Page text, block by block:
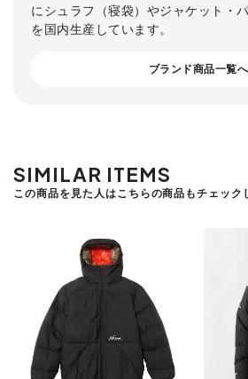
にシュラフ（寝袋）やジャケット・
を国内生産しています。
ブランド商品一覧へ
SIMILAR ITEMS
この商品を見た人はこちらの商品もチェック